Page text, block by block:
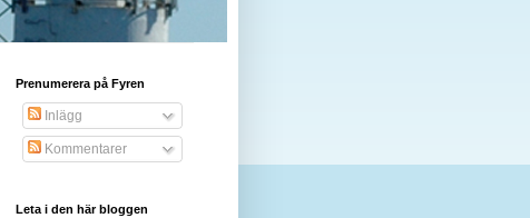
Prenumerera på Fyren
Inlägg
Kommentarer
Leta i den här bloggen